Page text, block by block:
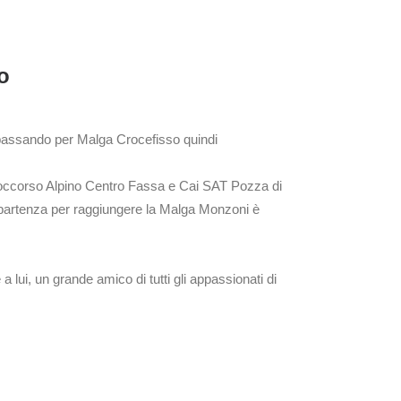
per Malga Crocefisso quindi
Alpino Centro Fassa e Cai SAT Pozza di
per raggiungere la Malga Monzoni è
lui, un grande amico di tutti gli appassionati di